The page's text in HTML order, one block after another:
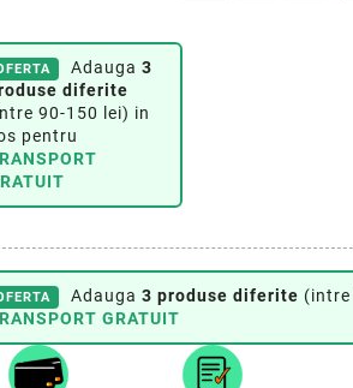
Adauga 3
diferite
90-150 lei) in
pentru
Adauga 3 produse diferite (intre
GRATUIT